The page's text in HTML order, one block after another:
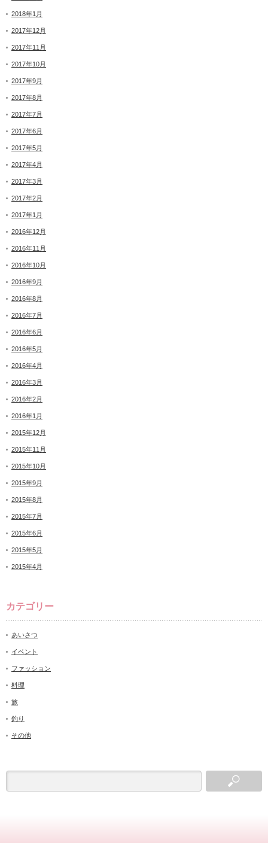
2018年1月
2017年12月
2017年11月
2017年10月
2017年9月
2017年8月
2017年7月
2017年6月
2017年5月
2017年4月
2017年3月
2017年2月
2017年1月
2016年12月
2016年11月
2016年10月
2016年9月
2016年8月
2016年7月
2016年6月
2016年5月
2016年4月
2016年3月
2016年2月
2016年1月
2015年12月
2015年11月
2015年10月
2015年9月
2015年8月
2015年7月
2015年6月
2015年5月
2015年4月
カテゴリー
あいさつ
イベント
ファッション
料理
旅
釣り
その他